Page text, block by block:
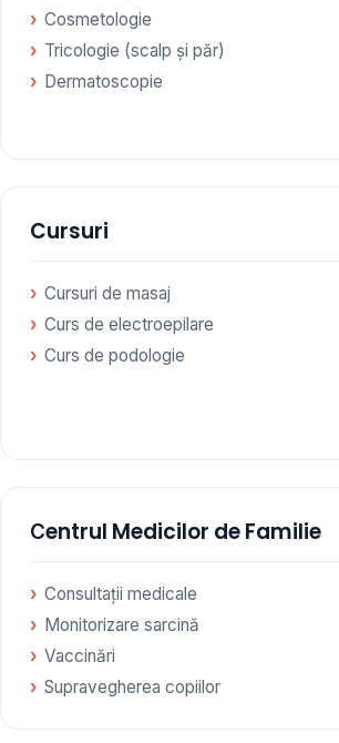
Cosmetologie
Tricologie (scalp și păr)
Dermatoscopie
Cursuri
Cursuri de masaj
Curs de electroepilare
Curs de podologie
Сentrul Medicilor de Familie
Consultații medicale
Monitorizare sarcină
Vaccinări
Supravegherea copiilor